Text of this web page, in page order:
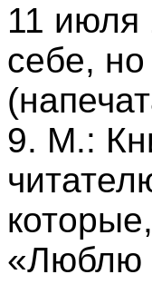
11 июля
себе,
9. М.:
«Люблю